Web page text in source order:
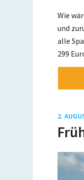
Wie
und
alle
299
2.